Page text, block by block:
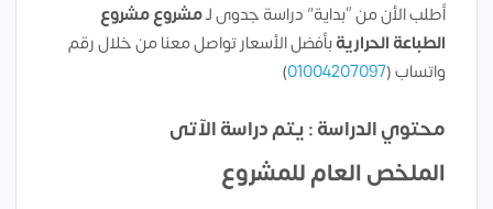
أطلب الأن من “بداية” دراسة جدوى لـمشروع مشروع
الطباعة الحراريةبأفضل الأسعار تواصل معنا من خلال رقم
واتساب (01004207097
)
محتوي الدراسة : يتم دراسة الآتى
الملخص العام للمشروع